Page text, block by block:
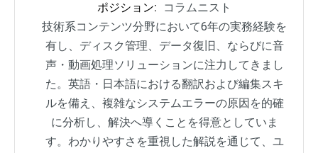
ポジション:
コラムニスト
技術系コンテンツ分野において6年の実務経験を
有し、ディスク管理、データ復旧、ならびに音
声・動画処理ソリューションに注力してきまし
た。英語・日本語における翻訳および編集スキ
ルを備え、複雑なシステムエラーの原因を的確
に分析し、解決へ導くことを得意としていま
す。わかりやすさを重視した解説を通じて、ユ